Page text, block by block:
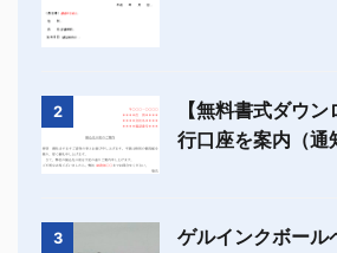
2
【無料書式ダウ
行口座を案内（通
3
ゲルインクボール